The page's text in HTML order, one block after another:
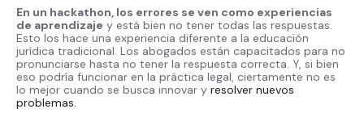
En un hackathon, los errores se ven como experiencias
de aprendizaje y está bien no tener todas las respuestas.
Esto los hace una experiencia diferente a la educación
jurídica tradicional. Los abogados están capacitados para no
pronunciarse hasta no tener la respuesta correcta. Y, si bien
eso podría funcionar en la práctica legal, ciertamente no es
lo mejor cuando se busca innovar y resolver nuevos
problemas.